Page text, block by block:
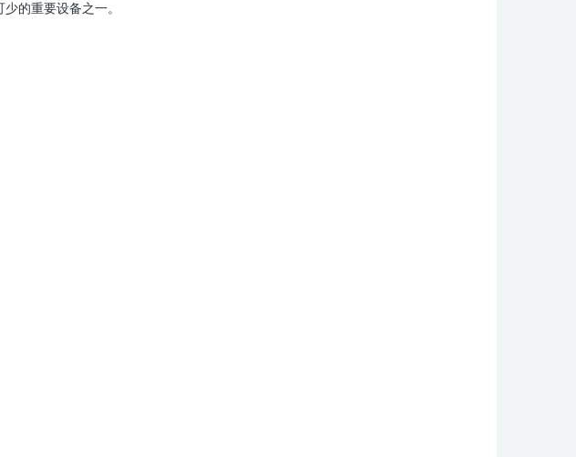
的重要设备之一。